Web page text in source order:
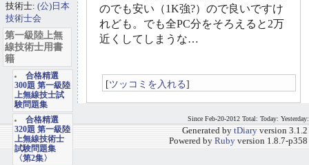
のでも安い（1K強?）ので良いですけ
れども。でも全PC分をそろえると2万
近くしてしまうな…
[ツッコミを入れる]
技術士: (公)日本
技術士会
第一級陸上無
線技術士用書
籍
合格精選
300題 第一級陸
上無線技士試
験問題集
合格精選
320題 第一級陸
上無線技術士
試験問題集
〈第2集〉
Since Feb-20-2012 Total: Today: Yesterday:
Generated by tDiary version 3.1.2
Powered by Ruby version 1.8.7-p358